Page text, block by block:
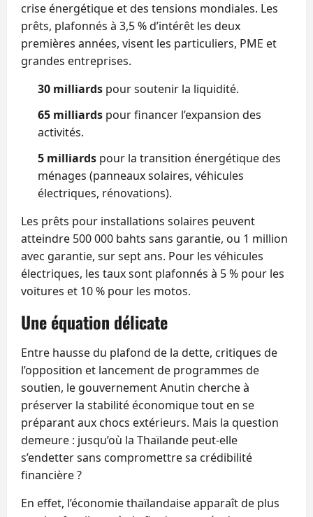
crise énergétique et des tensions mondiales. Les
prêts, plafonnés à 3,5 % d’intérêt les deux
premières années, visent les particuliers, PME et
grandes entreprises.
30 milliards pour soutenir la liquidité.
65 milliards pour financer l’expansion des
activités.
5 milliards pour la transition énergétique des
ménages (panneaux solaires, véhicules
électriques, rénovations).
Les prêts pour installations solaires peuvent
atteindre 500 000 bahts sans garantie, ou 1 million
avec garantie, sur sept ans. Pour les véhicules
électriques, les taux sont plafonnés à 5 % pour les
voitures et 10 % pour les motos.
Une équation délicate
Entre hausse du plafond de la dette, critiques de
l’opposition et lancement de programmes de
soutien, le gouvernement Anutin cherche à
préserver la stabilité économique tout en se
préparant aux chocs extérieurs. Mais la question
demeure : jusqu’où la Thaïlande peut‑elle
s’endetter sans compromettre sa crédibilité
financière ?
En effet, l’économie thaïlandaise apparaît de plus